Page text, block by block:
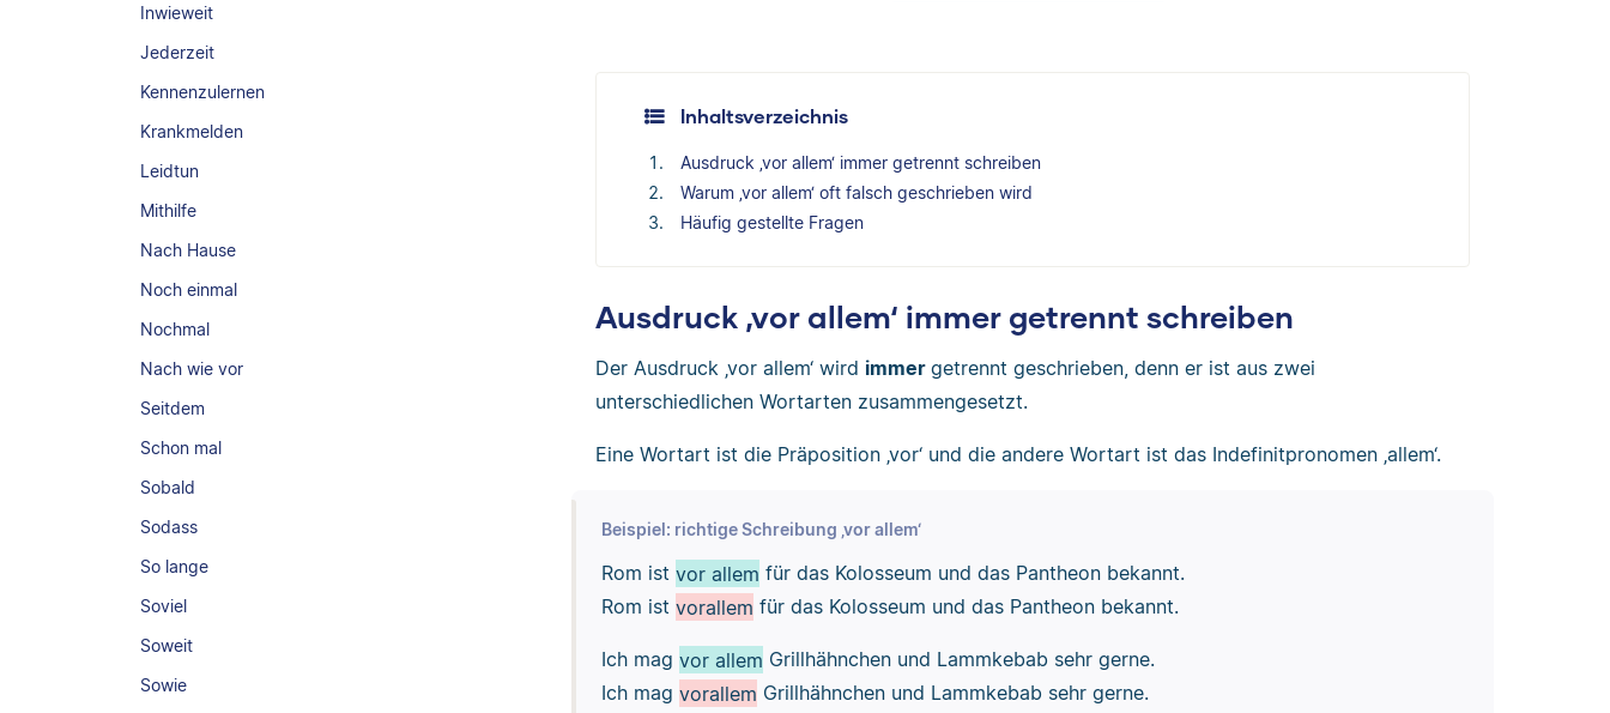
Inwieweit
Jederzeit
Kennenzulernen
Krankmelden
Leidtun
Mithilfe
Nach Hause
Noch einmal
Nochmal
Nach wie vor
Seitdem
Schon mal
Sobald
Sodass
So lange
Soviel
Soweit
Sowie
Inhaltsverzeichnis
Ausdruck ‚vor allem‘ immer getrennt schreiben
Warum ‚vor allem‘ oft falsch geschrieben wird
Häufig gestellte Fragen
Ausdruck ‚vor allem‘ immer getrennt schreiben
Der Ausdruck ‚vor allem‘ wird immer getrennt geschrieben, denn er ist aus zwei
unterschiedlichen Wortarten zusammengesetzt.
Eine Wortart ist die Präposition ‚vor‘ und die andere Wortart ist das Indefinitpronomen ‚allem‘.
Beispiel: richtige Schreibung ‚vor allem‘
Rom ist vor allem für das Kolosseum und das Pantheon bekannt.
Rom ist vorallem für das Kolosseum und das Pantheon bekannt.
Ich mag vor allem Grillhähnchen und Lammkebab sehr gerne.
Ich mag vorallem Grillhähnchen und Lammkebab sehr gerne.